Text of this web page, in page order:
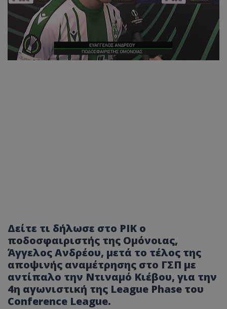
Δείτε τι δήλωσε στο ΡΙΚ ο
ποδοσφαιριστής της Ομόνοιας,
Άγγελος Ανδρέου, μετά το τέλος της
αποψινής αναμέτρησης στο ΓΣΠ με
αντίπαλο την Ντιναμό Κιέβου, για την
4η αγωνιστική της League Phase του
Conference League.